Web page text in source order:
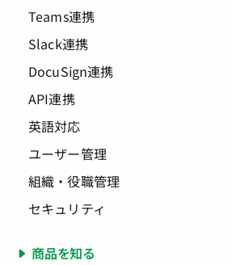
Teams連携
Slack連携
DocuSign連携
API連携
英語対応
ユーザー管理
組織・役職管理
セキュリティ
商品を知る